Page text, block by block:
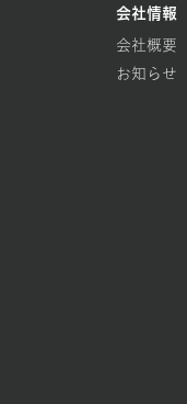
会社情報
会社概要
お知らせ